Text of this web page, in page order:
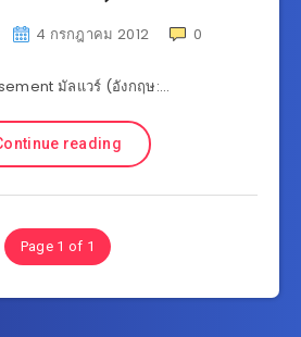
4 กรกฎาคม 2012 0
มัลแวร์ (อังกฤษ:…
reading
Page 1 of 1